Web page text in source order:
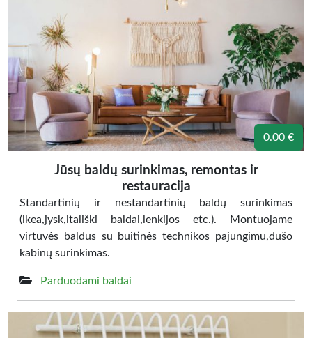
0.00 €
Jūsų baldų surinkimas, remontas ir
restauracija
Standartinių ir nestandartinių baldų surinkimas
(ikea,jysk,itališki baldai,lenkijos etc.). Montuojame
virtuvės baldus su buitinės technikos pajungimu,dušo
kabinų surinkimas.
Parduodami baldai